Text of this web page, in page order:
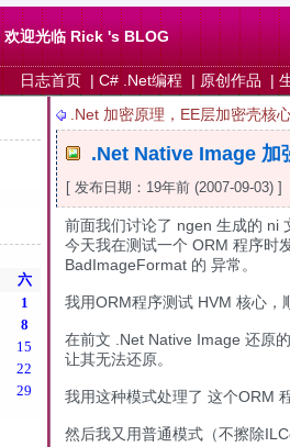
欢迎光临 Rick 's BLOG
日志首页| C# .Net编程 | 原创作品 |
六
1
8
15
22
29
.Net 加密原理，EE层加密壳核
.Net Native Image 加
[ 发布日期：19年前 (2007-09-03)
前面我们讨论了 ngen 生成的 ni
今天我在测试一个 ORM 程序时
BadImageFormat 的 异常。
我用ORM程序测试 HVM 核心
在前文 .Net Native Image 还原
让其无法还原。
我用这种模式处理了 这个ORM
然后我又用普通模式（不擦除